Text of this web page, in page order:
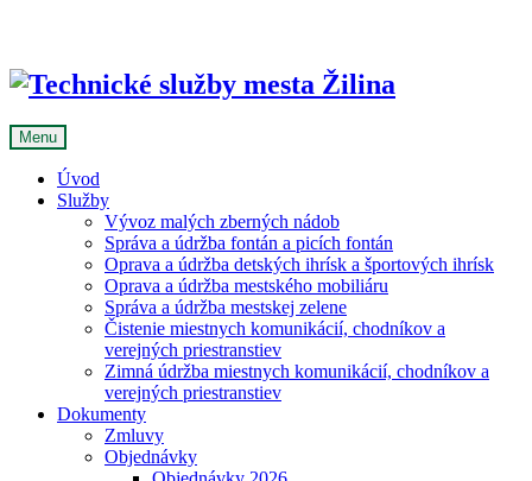
Menu
Úvod
Služby
Vývoz malých zberných nádob
Správa a údržba fontán a picích fontán
Oprava a údržba detských ihrísk a športových ihrísk
Oprava a údržba mestského mobiliáru
Správa a údržba mestskej zelene
Čistenie miestnych komunikácií, chodníkov a
verejných priestranstiev
Zimná údržba miestnych komunikácií, chodníkov a
verejných priestranstiev
Dokumenty
Zmluvy
Objednávky